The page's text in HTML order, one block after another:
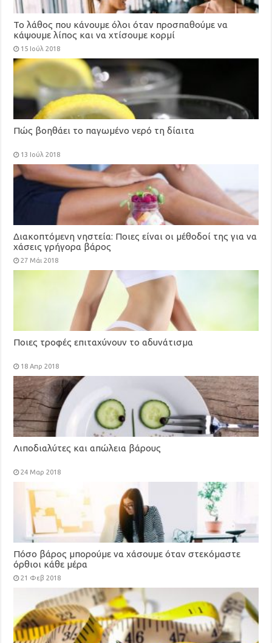
Το λάθος που κάνουμε όλοι όταν προσπαθούμε να
κάψουμε λίπος και να χτίσουμε κορμί
15 Ιούλ 2018
Πώς βοηθάει το παγωμένο νερό τη δίαιτα
13 Ιούλ 2018
Διακοπτόμενη νηστεία: Ποιες είναι οι μέθοδοί της για να
χάσεις γρήγορα βάρος
27 Μάι 2018
Ποιες τροφές επιταχύνουν το αδυνάτισμα
18 Απρ 2018
Λιποδιαλύτες και απώλεια βάρους
24 Μαρ 2018
Πόσο βάρος μπορούμε να χάσουμε όταν στεκόμαστε
όρθιοι κάθε μέρα
21 Φεβ 2018